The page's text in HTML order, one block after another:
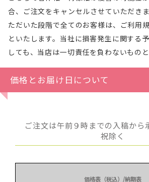
合、ご注文をキャンセルさせていただき
ただいた段階で全てのお客様は、ご利用
といたします。当社に損害発生に関する
しても、当店は一切責任を負わないものと
価格とお届け日について
ご注文は午前９時までの入稿か
祝除く
価格表（税込）/納期表